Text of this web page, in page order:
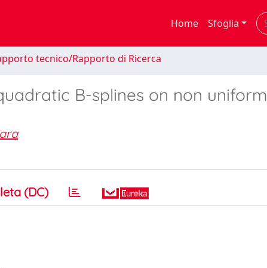
Home Sfoglia
tecnico/Rapporto di Ricerca
B-splines on non uniform
(DC)